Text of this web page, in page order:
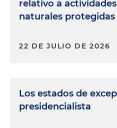
relativo a
naturales protegidas
22 DE JULIO DE 2026
Los estados de
presidencialista